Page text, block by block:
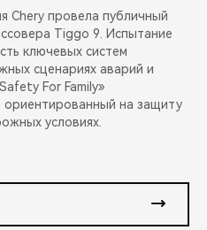
Chery провела публичный
Tiggo 9. Испытание
ключевых систем
сценариях аварий и
For Family»
ориентированный на защиту
условиях.